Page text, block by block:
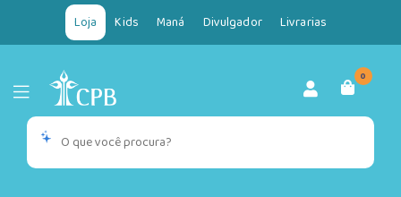
Loja Kids Maná Divulgador Livrarias
0